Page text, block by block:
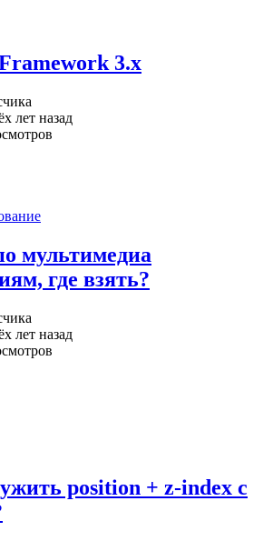
3.x
лет назад
мультимедиа
где взять?
лет назад
position + z-index с